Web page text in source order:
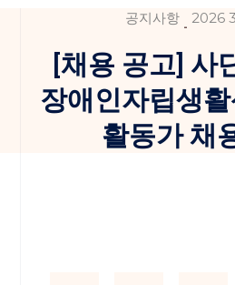
공지사항 2026
[채용 공고] 사
장애인자립생
활동가 채